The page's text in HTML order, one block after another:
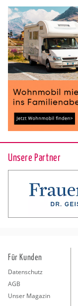
Unsere Partner
Für Kunden
Datenschutz
AGB
Unser Magazin